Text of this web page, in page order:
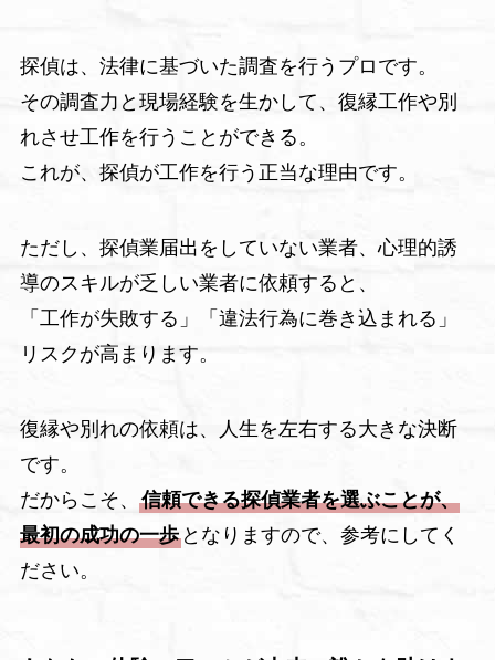
探偵は、法律に基づいた調査を行うプロです。
その調査力と現場経験を生かして、復縁工作や別
れさせ工作を行うことができる。
これが、探偵が工作を行う正当な理由です。
ただし、探偵業届出をしていない業者、心理的誘
導のスキルが乏しい業者に依頼すると、
「工作が失敗する」「違法行為に巻き込まれる」
リスクが高まります。
復縁や別れの依頼は、人生を左右する大きな決断
です。
だからこそ、 信頼できる探偵業者を選ぶことが、
最初の成功の一歩となりますので、参考にしてく
ださい。